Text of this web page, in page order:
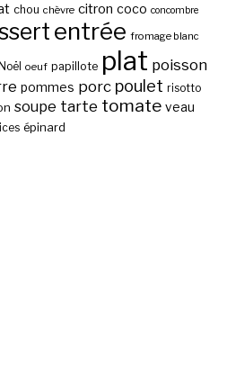
chou chèvre citron coco concombre
entrée fromage blanc
Noël oeuf papillote plat poisson
pommes porc poulet risotto
soupe tarte tomate veau
épinard